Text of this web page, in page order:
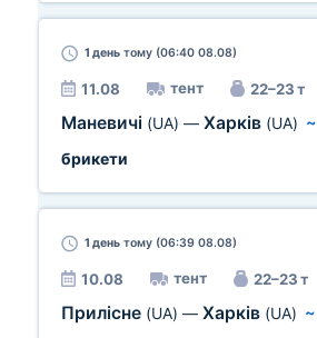
1 день тому (06:40 08.08)
11.08 тент 22–23 т
Маневичі (UA) — Харків (UA) ~
брикети
1 день тому (06:39 08.08)
10.08 тент 22–23 т
Прилісне (UA) — Харків (UA) ~